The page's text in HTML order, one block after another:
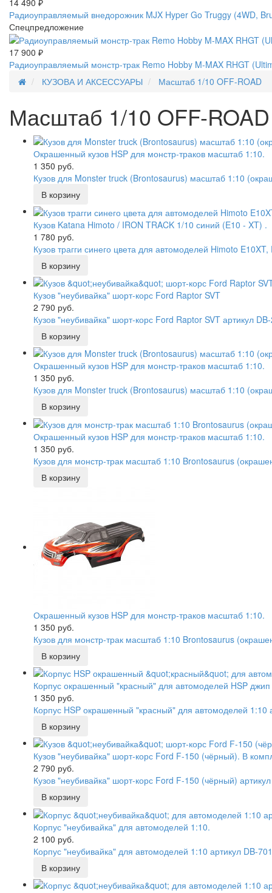
Радиоуправляемый внедорожник MJX Hyper Go Truggy (4WD,
Спецпредложение
17 900 ₽
Радиоуправляемый монстр-трак Remo Hobby M-MAX RHGT
КУЗОВА И АКСЕССУАРЫ
Масштаб 1/10 OFF-ROAD
Масштаб 1/10 OFF-ROAD
Окрашенный кузов HSP для монстр-траков масштаб 1:10.
1 350 руб.
Кузов для Monster truck (Brontosaurus) масштаб 1:10
Кузов Katana Himoto / IRON TRACK 1/10 синий (E10 - XT) .
1 780 руб.
Кузов трагги синего цвета для автомоделей Himoto
Кузов "неубивайка" шорт-корс Ford Raptor SVT
2 790 руб.
Кузов "неубивайка" шорт-корс Ford Raptor SVT артикул
Окрашенный кузов HSP для монстр-траков масштаб 1:10.
1 350 руб.
Кузов для Monster truck (Brontosaurus) масштаб 1:10
Окрашенный кузов HSP для монстр-траков масштаб 1:10.
1 350 руб.
Кузов для монстр-трак масштаб 1:10 Brontosaurus
Окрашенный кузов HSP для монстр-траков масштаб 1:10.
1 350 руб.
Кузов для монстр-трак масштаб 1:10 Brontosaurus
​Корпус окрашенный "красный" для автомоделей HSP
1 350 руб.
Корпус HSP окрашенный "красный" для автомоделей 1:10
Кузов "неубивайка" шорт-корс Ford F-150 (чёрный). В
2 790 руб.
Кузов "неубивайка" шорт-корс Ford F-150 (чёрный)
Корпус "неубивайка" для автомоделей 1:10.
2 100 руб.
Корпус "неубивайка" для автомоделей 1:10 артикул DB-